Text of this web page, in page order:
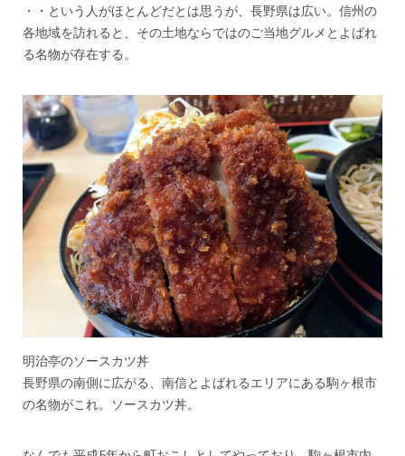
・・という人がほとんどだとは思うが、長野県は広い。信州の
各地域を訪れると、その土地ならではのご当地グルメとよばれ
る名物が存在する。
明治亭のソースカツ丼
長野県の南側に広がる、南信とよばれるエリアにある駒ヶ根市
の名物がこれ。ソースカツ丼。